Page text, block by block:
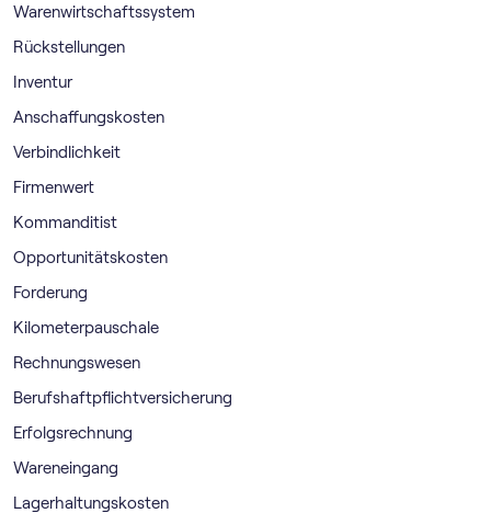
Warenwirtschaftssystem
Rückstellungen
Inventur
Anschaffungskosten
Verbindlichkeit
Firmenwert
Kommanditist
Opportunitätskosten
Forderung
Kilometerpauschale
Rechnungswesen
Berufshaftpflichtversicherung
Erfolgsrechnung
Wareneingang
Lagerhaltungskosten